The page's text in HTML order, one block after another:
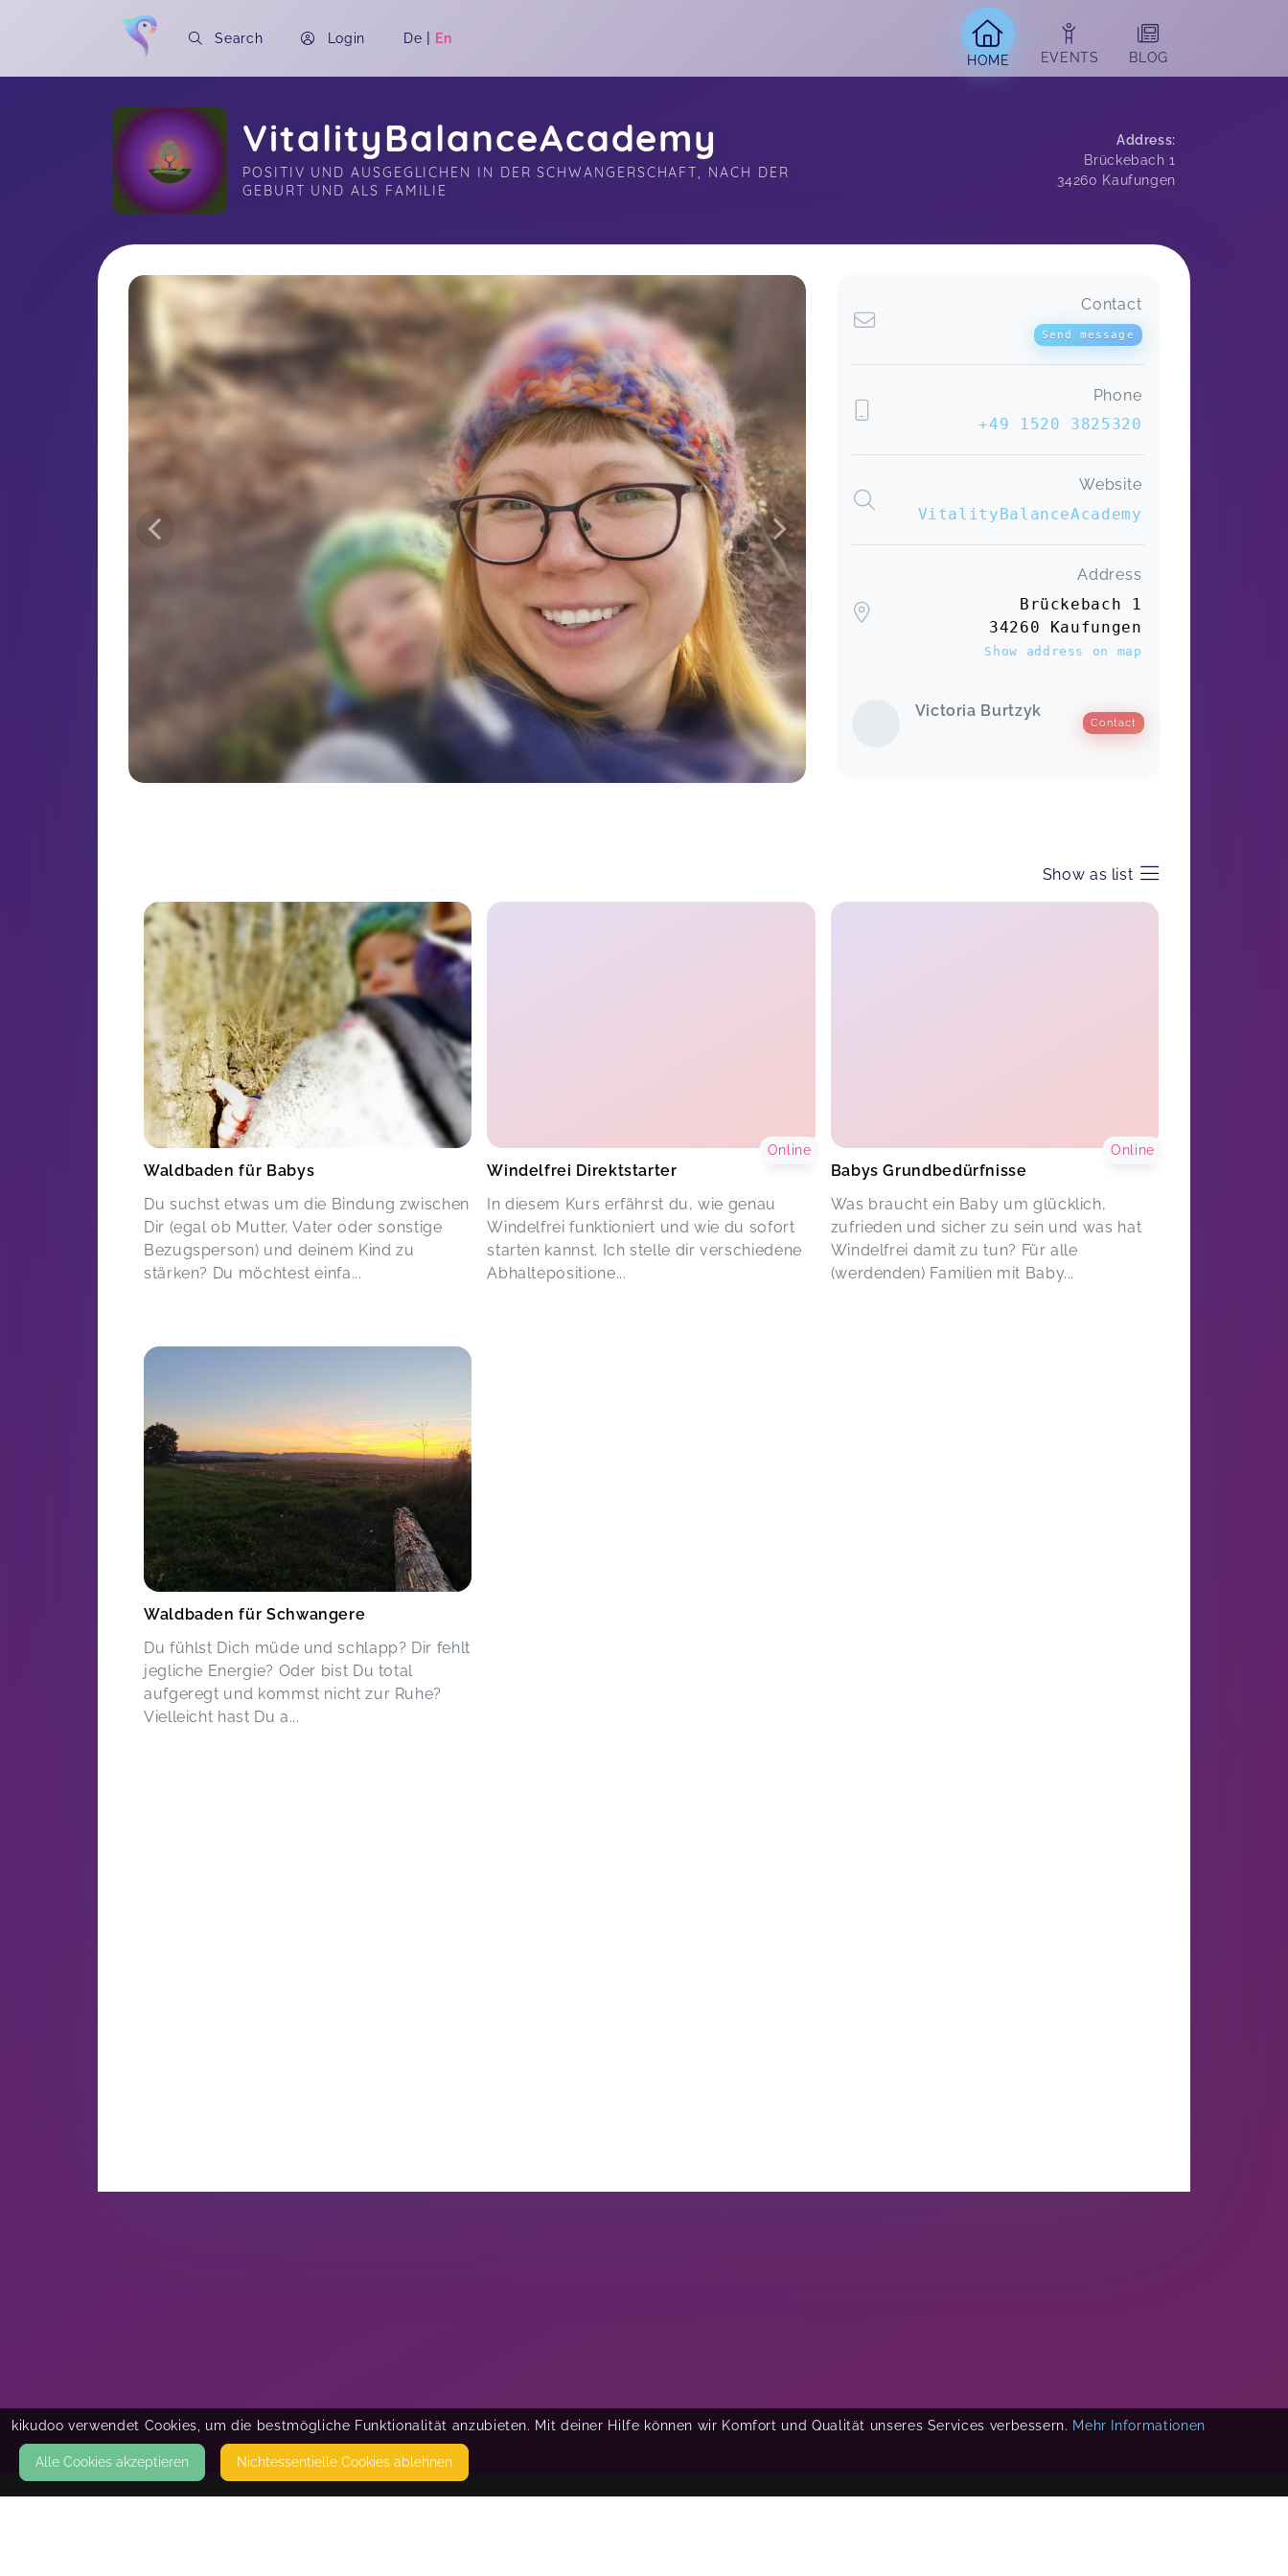
Search Login De | En
HOME
EVENTS BLOG
VitalityBalanceAcademy
POSITIV UND AUSGEGLICHEN IN DER SCHWANGERSCHAFT, NACH DER
GEBURT UND ALS FAMILIE
Address:
Brückebach 1
34260 Kaufungen
Soon you will learn more about me here...
Contact
Send message
Phone
+49 1520 3825320
Website
VitalityBalanceAcademy
Address
Brückebach 1
34260 Kaufungen
Show address on map
Victoria Burtzyk
Contact
Show as list
Waldbaden für Babys
Du suchst etwas um die Bindung zwischen
Dir (egal ob Mutter, Vater oder sonstige
Bezugsperson) und deinem Kind zu
stärken? Du möchtest einfa...
Windelfrei Direktstarter
In diesem Kurs erfährst du, wie genau
Windelfrei funktioniert und wie du sofort
starten kannst. Ich stelle dir verschiedene
Abhaltepositione...
Online
Babys Grundbedürfnisse
Was braucht ein Baby um glücklich,
zufrieden und sicher zu sein und was hat
Windelfrei damit zu tun? Für alle
(werdenden) Familien mit Baby...
Online
Waldbaden für Schwangere
Du fühlst Dich müde und schlapp? Dir fehlt
jegliche Energie? Oder bist Du total
aufgeregt und kommst nicht zur Ruhe?
Vielleicht hast Du a...
kikudoo verwendet Cookies, um die bestmögliche Funktionalität anzubieten. Mit deiner Hilfe können wir Komfort und Qualität unseres Services verbessern. Mehr Informationen
Alle Cookies akzeptieren Nicht­essentielle Cookies ablehnen